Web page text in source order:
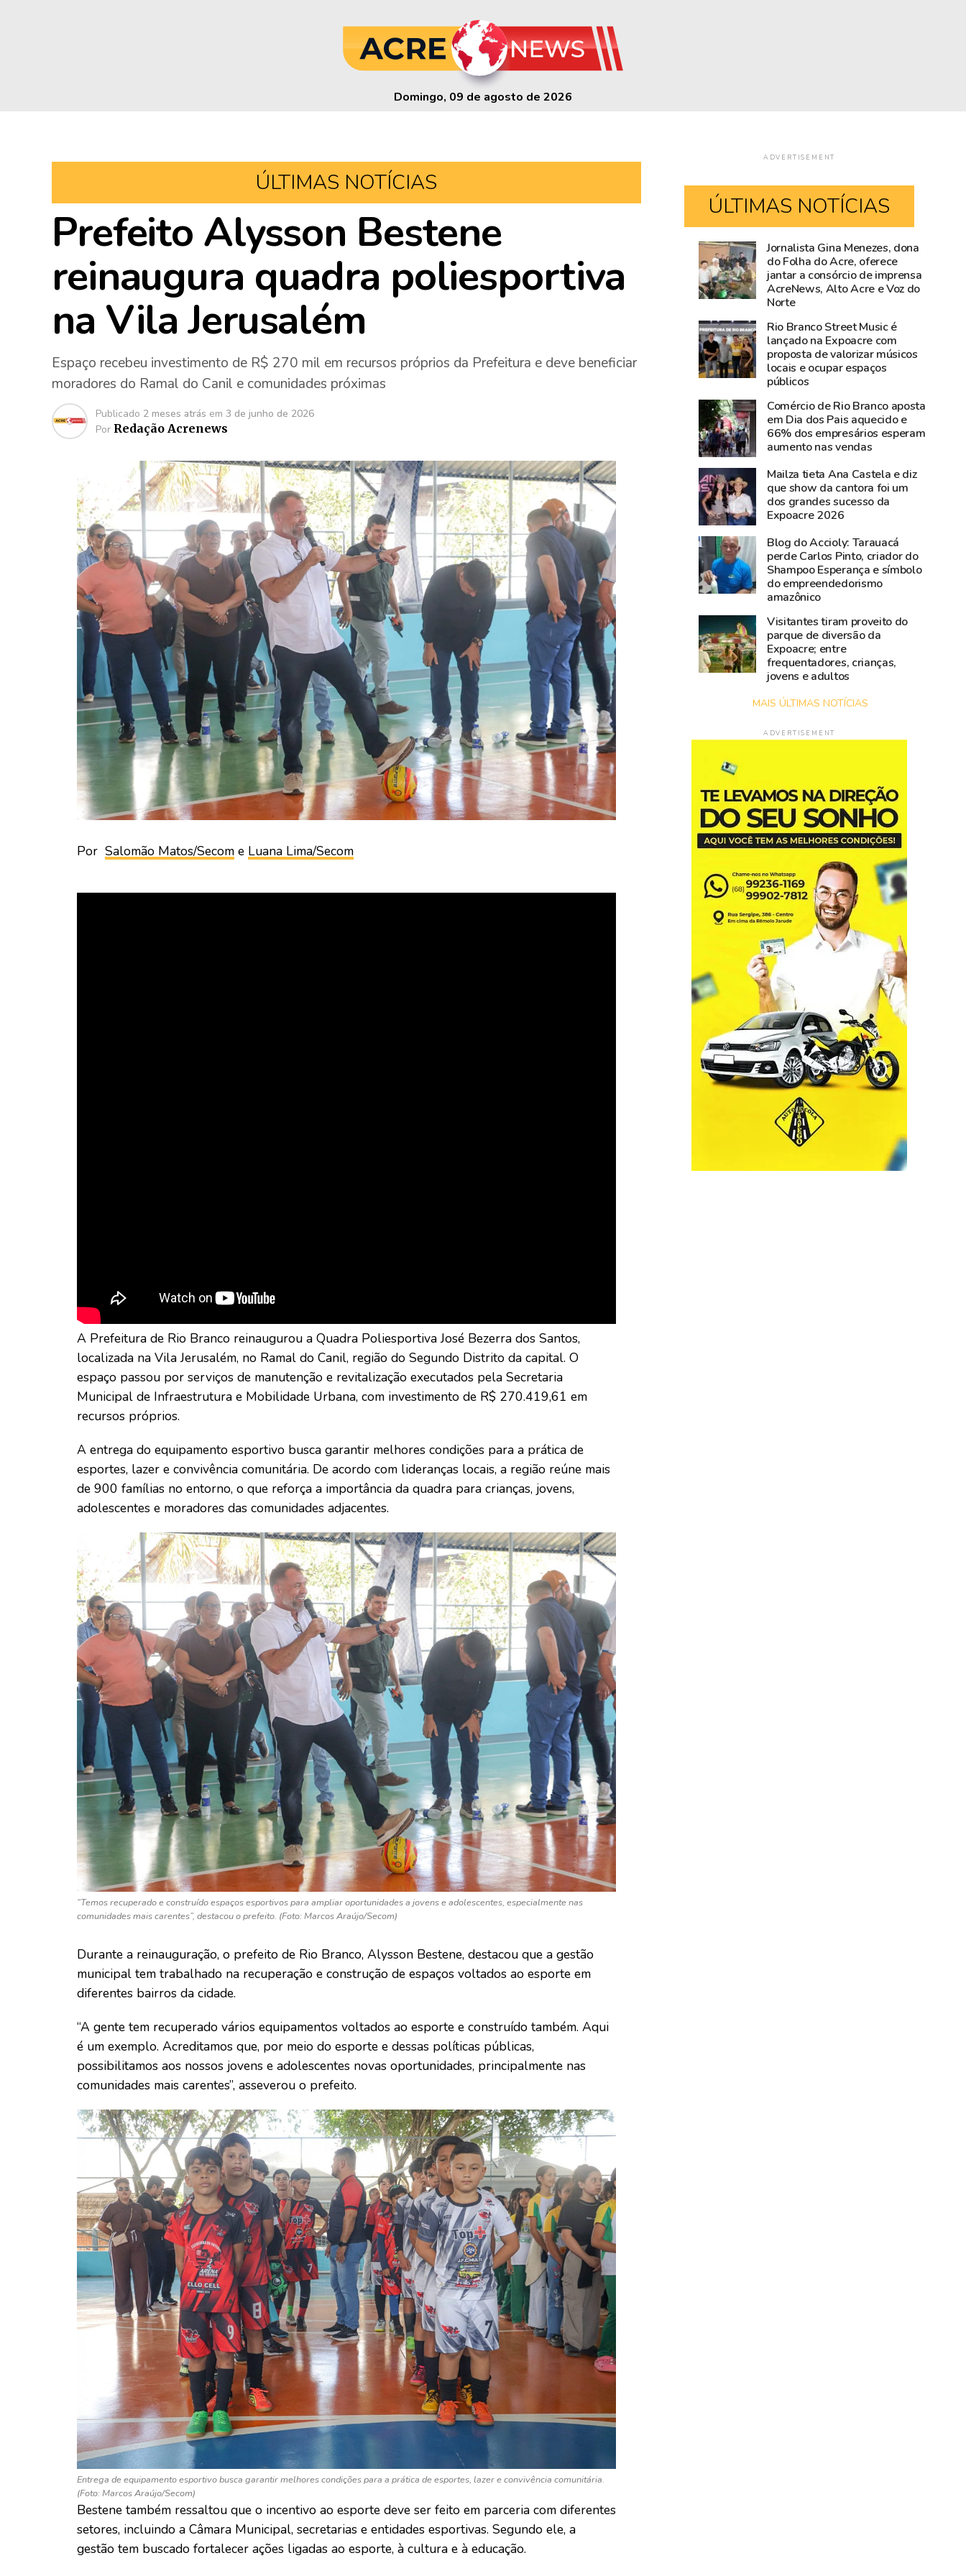
Domingo, 09 de agosto de 2026
ÚLTIMAS NOTÍCIAS
Prefeito Alysson Bestene
reinaugura quadra poliesportiva
na Vila Jerusalém
Espaço recebeu investimento de R$ 270 mil em recursos próprios da Prefeitura e deve beneficiar
moradores do Ramal do Canil e comunidades próximas
Publicado 2 meses atrás em 3 de junho de 2026
Por Redação Acrenews
Por Salomão Matos/Secom e Luana Lima/Secom
A Prefeitura de Rio Branco reinaugurou a Quadra Poliesportiva José Bezerra dos Santos,
localizada na Vila Jerusalém, no Ramal do Canil, região do Segundo Distrito da capital. O
espaço passou por serviços de manutenção e revitalização executados pela Secretaria
Municipal de Infraestrutura e Mobilidade Urbana, com investimento de R$ 270.419,61 em
recursos próprios.
A entrega do equipamento esportivo busca garantir melhores condições para a prática de
esportes, lazer e convivência comunitária. De acordo com lideranças locais, a região reúne mais
de 900 famílias no entorno, o que reforça a importância da quadra para crianças, jovens,
adolescentes e moradores das comunidades adjacentes.
“Temos recuperado e construído espaços esportivos para ampliar oportunidades a jovens e adolescentes, especialmente nas
comunidades mais carentes”, destacou o prefeito. (Foto: Marcos Araújo/Secom)
Durante a reinauguração, o prefeito de Rio Branco, Alysson Bestene, destacou que a gestão
municipal tem trabalhado na recuperação e construção de espaços voltados ao esporte em
diferentes bairros da cidade.
“A gente tem recuperado vários equipamentos voltados ao esporte e construído também. Aqui
é um exemplo. Acreditamos que, por meio do esporte e dessas políticas públicas,
possibilitamos aos nossos jovens e adolescentes novas oportunidades, principalmente nas
comunidades mais carentes”, asseverou o prefeito.
Entrega de equipamento esportivo busca garantir melhores condições para a prática de esportes, lazer e convivência comunitária.
(Foto: Marcos Araújo/Secom)
Bestene também ressaltou que o incentivo ao esporte deve ser feito em parceria com diferentes
setores, incluindo a Câmara Municipal, secretarias e entidades esportivas. Segundo ele, a
gestão tem buscado fortalecer ações ligadas ao esporte, à cultura e à educação.
ADVERTISEMENT
ÚLTIMAS NOTÍCIAS
Acre
fica
sem
193
181
neste
sábado
por
instabilidade
técnica
Fiscalização
da
Prefeitura
Rio
Branco
acompanha
animais
todos
dias
usa
drones
na
Expoacre
Jornalista Gina Menezes, dona
do Folha do Acre, oferece
jantar a consórcio de imprensa
AcreNews, Alto Acre e Voz do
Norte
Rio Branco Street Music é
lançado na Expoacre com
proposta de valorizar músicos
locais e ocupar espaços
públicos
Comércio de Rio Branco aposta
em Dia dos Pais aquecido e
66% dos empresários esperam
aumento nas vendas
Mailza tieta Ana Castela e diz
que show da cantora foi um
dos grandes sucesso da
Expoacre 2026
Blog do Accioly: Tarauacá
perde Carlos Pinto, criador do
Shampoo Esperança e símbolo
do empreendedorismo
amazônico
Visitantes tiram proveito do
parque de diversão da
Expoacre; entre
frequentadores, crianças,
jovens e adultos
MAIS ÚLTIMAS NOTÍCIAS
ADVERTISEMENT